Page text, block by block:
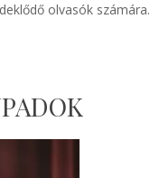
olvasók számára.